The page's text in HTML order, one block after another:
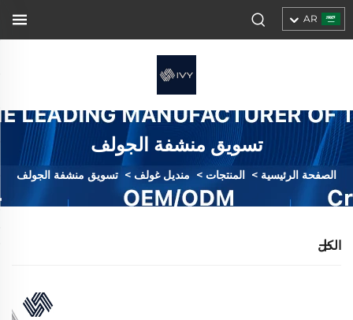
AR
تسويق منشفة الجولف
الصفحة الرئيسية > المنتجات > منديل غولف > تسويق منشفة الجولف
الكل